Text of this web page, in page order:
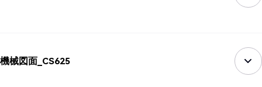
機械図面_CS625